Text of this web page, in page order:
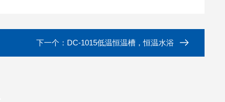
下一个： DC-1015低温恒温槽，恒温水浴